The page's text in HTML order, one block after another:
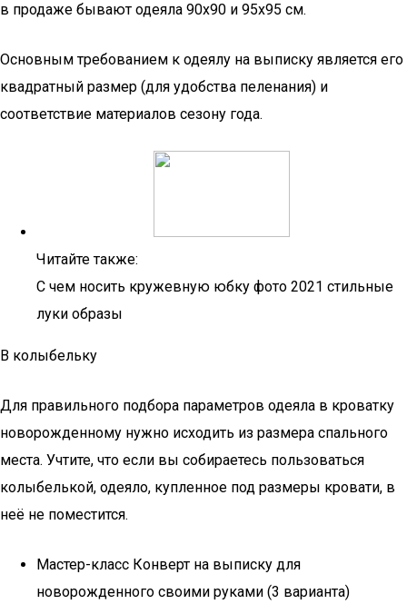
в продаже бывают одеяла 90х90 и 95х95 см.
Основным требованием к одеялу на выписку является его
квадратный размер (для удобства пеленания) и
соответствие материалов сезону года.
Читайте также:
C чем носить кружевную юбку фото 2021 стильные
луки образы
В колыбельку
Для правильного подбора параметров одеяла в кроватку
новорожденному нужно исходить из размера спального
места. Учтите, что если вы собираетесь пользоваться
колыбелькой, одеяло, купленное под размеры кровати, в
неё не поместится.
Мастер-класс Конверт на выписку для
новорожденного своими руками (3 варианта)